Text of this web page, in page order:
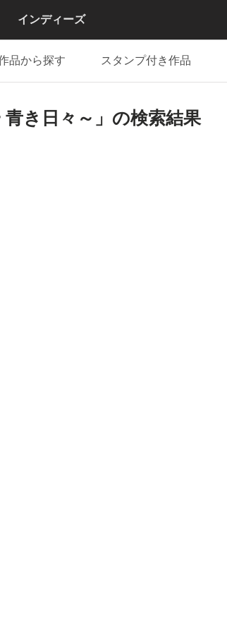
インディーズ
品から探す スタンプ付き作品
青き日々～」の検索結果